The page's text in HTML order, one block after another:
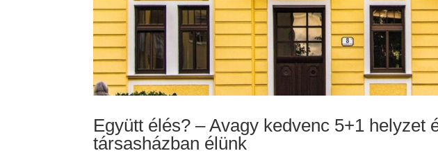
Együtt élés? – Avagy kedvenc 5+1 helyzet
társasházban élünk